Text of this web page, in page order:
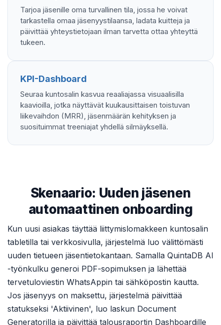
Tarjoa jäsenille oma turvallinen tila, jossa he voivat
tarkastella omaa jäsenyystilaansa, ladata kuitteja ja
päivittää yhteystietojaan ilman tarvetta ottaa yhteyttä
tukeen.
KPI-Dashboard
Seuraa kuntosalin kasvua reaaliajassa visuaalisilla
kaavioilla, jotka näyttävät kuukausittaisen toistuvan
liikevaihdon (MRR), jäsenmäärän kehityksen ja
suosituimmat treeniajat yhdellä silmäyksellä.
Skenaario: Uuden jäsenen
automaattinen onboarding
Kun uusi asiakas täyttää liittymislomakkeen kuntosalin
tabletilla tai verkkosivulla, järjestelmä luo välittömästi
uuden tietueen jäsentietokantaan. Samalla QuintaDB AI
-työnkulku generoi PDF-sopimuksen ja lähettää
tervetuloviestin WhatsAppin tai sähköpostin kautta.
Jos jäsenyys on maksettu, järjestelmä päivittää
statukseksi 'Aktiivinen', luo laskun Document
Generatorilla ja päivittää talousraportin Dashboardille